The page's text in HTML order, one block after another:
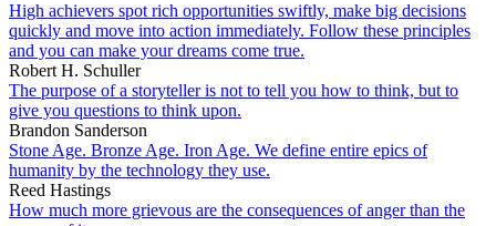
High achievers spot rich opportunities swiftly, make big decisions
quickly and move into action immediately. Follow these principles
and you can make your dreams come true.
Robert H. Schuller
The purpose of a storyteller is not to tell you how to think, but to
give you questions to think upon.
Brandon Sanderson
Stone Age. Bronze Age. Iron Age. We define entire epics of
humanity by the technology they use.
Reed Hastings
How much more grievous are the consequences of anger than the